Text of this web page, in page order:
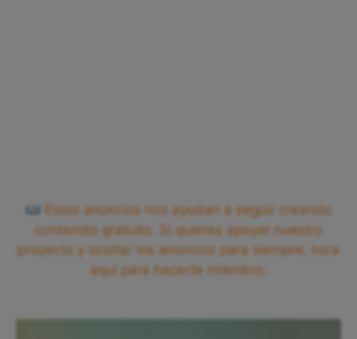
Estos anuncios nos ayudan a seguir creando
contenido gratuito. Si quieres apoyar nuestro
proyecto y ocultar los anuncios para siempre, toca
aquí para hacerte miembro.